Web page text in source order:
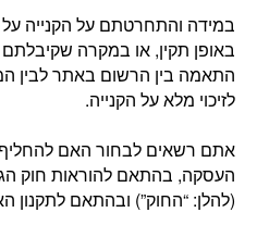
במידה והתחרטתם על הקנייה
באופן תקין, או במקרה
התאמה בין הרשום באתר לבין
לזיכוי מלא על הקנייה.
אתם רשאים לבחור האם
(להלן: “החוק”) ובהתאם לתקנון